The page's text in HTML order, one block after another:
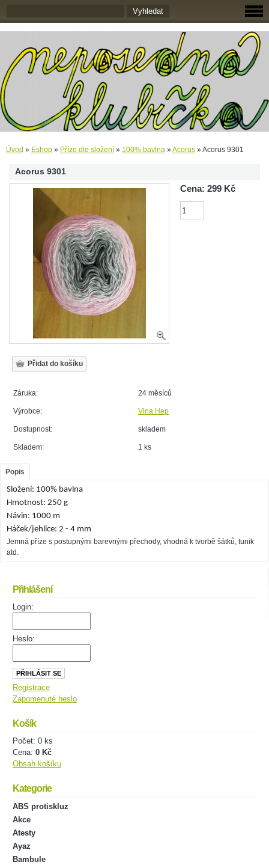
Úvod » Eshop » Příze dle složení » 100% bavlna »Acorus »Acorus 9301
Acorus 9301
Cena: 299 Kč
Záruka: 24 měsíců
Výrobce: Vlna Hep
Dostupnost: skladem
Skladem: 1 ks
Popis
Složení: 100% bavlna
Hmotnost: 250 g
Návin: 1000 m
Háček/jehlice: 2 - 4 mm
Jemná příze s postupnými barevnými přechody, vhodná k tvorbě šátků, tunik
atd.
Přihlášení
Login:
Heslo:
Registrace
Zapomenuté heslo
Košík
Počet: 0 ks
Cena: 0 Kč
Obsah košíku
Kategorie
ABS protiskluz
Akce
Atesty
Ayaz
Bambule